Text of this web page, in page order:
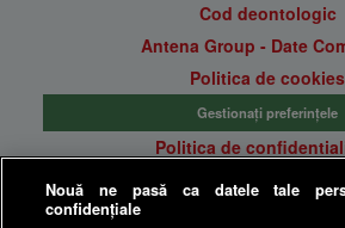
Cod deontologic
Antena Group - Date
Politica de cookies
Gestionați preferințele
Politica de
Anunturi gratuite pe
Nouă ne pasă ca datele tale
confidențiale